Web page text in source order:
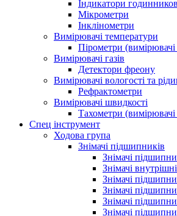
Індикатори
Мікрометри
Інклінометри
Вимірювачі температури
Пірометри
Вимірювачі газів
Детектори фреону
Вимірювачі вологості та
Рефрактометри
Вимірювачі швидкості
Тахометри
Спец інструмент
Ходова група
Знімачі підшипників
Знімачі
Знімачі
Знімачі
Знімачі
Знімачі
Знімачі